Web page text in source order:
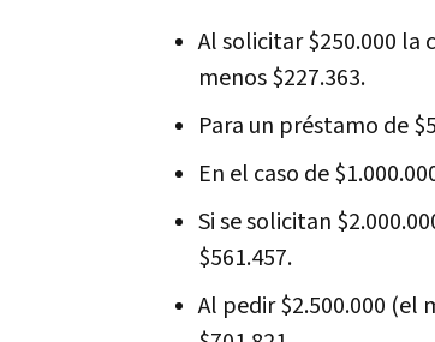
Al solicitar $250.000 la
menos $227.363.
Para un préstamo de
En el caso de
Si se solicitan
$561.457.
Al pedir $2.500.000 (el